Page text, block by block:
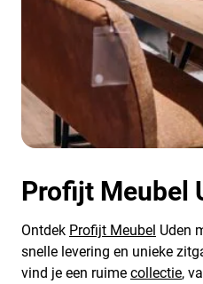
Profijt Meubel
Ontdek Profijt Meubel Uden
snelle levering en unieke
vind je een ruime collectie,